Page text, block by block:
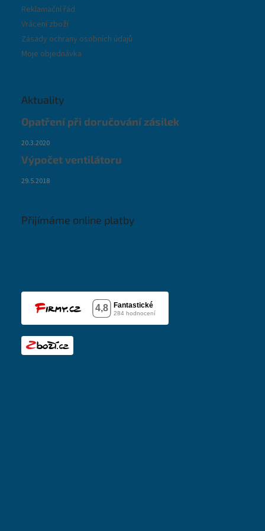
Reklamační řád
Vrácení zboží
Zásady ochrany osobních údajů
Moje objednávka
Aktuality
Opatření při doručování zásilek
20.3.2020
Výpočet ventilátoru
29.5.2018
Přijímáme online platby